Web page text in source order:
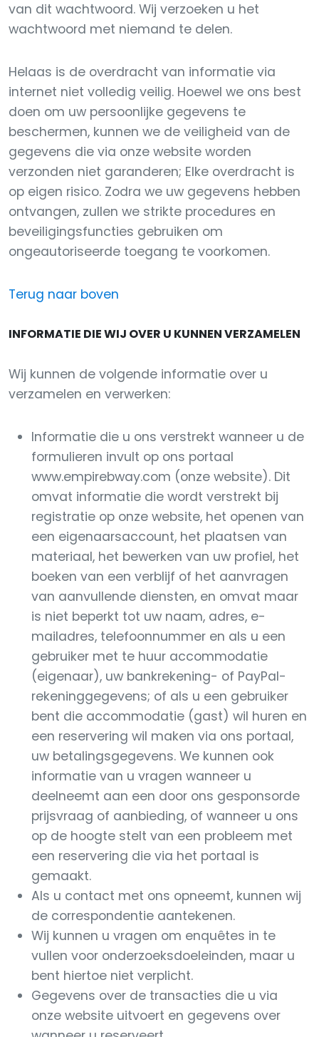
van dit wachtwoord. Wij verzoeken u het
wachtwoord met niemand te delen.
Helaas is de overdracht van informatie via
internet niet volledig veilig. Hoewel we ons best
doen om uw persoonlijke gegevens te
beschermen, kunnen we de veiligheid van de
gegevens die via onze website worden
verzonden niet garanderen; Elke overdracht is
op eigen risico. Zodra we uw gegevens hebben
ontvangen, zullen we strikte procedures en
beveiligingsfuncties gebruiken om
ongeautoriseerde toegang te voorkomen.
Terug naar boven
INFORMATIE DIE WIJ OVER U KUNNEN VERZAMELEN
Wij kunnen de volgende informatie over u
verzamelen en verwerken:
Informatie die u ons verstrekt wanneer u de
formulieren invult op ons portaal
www.empirebway.com (onze website). Dit
omvat informatie die wordt verstrekt bij
registratie op onze website, het openen van
een eigenaarsaccount, het plaatsen van
materiaal, het bewerken van uw profiel, het
boeken van een verblijf of het aanvragen
van aanvullende diensten, en omvat maar
is niet beperkt tot uw naam, adres, e-
mailadres, telefoonnummer en als u een
gebruiker met te huur accommodatie
(eigenaar), uw bankrekening- of PayPal-
rekeninggegevens; of als u een gebruiker
bent die accommodatie (gast) wil huren en
een reservering wil maken via ons portaal,
uw betalingsgegevens. We kunnen ook
informatie van u vragen wanneer u
deelneemt aan een door ons gesponsorde
prijsvraag of aanbieding, of wanneer u ons
op de hoogte stelt van een probleem met
een reservering die via het portaal is
gemaakt.
Als u contact met ons opneemt, kunnen wij
de correspondentie aantekenen.
Wij kunnen u vragen om enquêtes in te
vullen voor onderzoeksdoeleinden, maar u
bent hiertoe niet verplicht.
Gegevens over de transacties die u via
onze website uitvoert en gegevens over